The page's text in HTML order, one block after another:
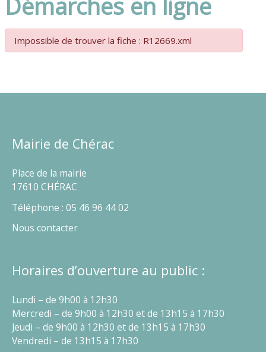
Impossible de trouver la fiche : R12669.xml
Mairie de Chérac
Place de la mairie
17610 CHÉRAC
Téléphone : 05 46 96 44 02
Nous contacter
Horaires d’ouverture au public :
Lundi – de 9h00 à 12h30
Mercredi – de 9h00 à 12h30 et de 13h15 à 17h30
Jeudi – de 9h00 à 12h30 et de 13h15 à 17h30
Vendredi – de 13h15 à 17h30